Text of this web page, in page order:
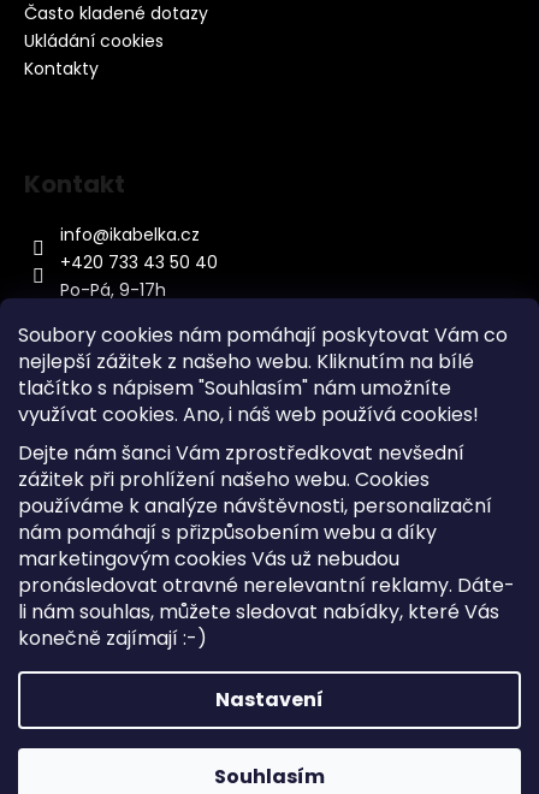
Soubory cookies nám pomáhají poskytovat Vám co
nejlepší zážitek z našeho webu. Kliknutím na bílé
tlačítko s nápisem "Souhlasím" nám umožníte
využívat cookies. Ano, i náš web používá cookies!
Dejte nám šanci Vám zprostředkovat nevšední
zážitek při prohlížení našeho webu. Cookies
používáme k analýze návštěvnosti, personalizační
nám pomáhají s přizpůsobením webu a díky
marketingovým cookies Vás už nebudou
pronásledovat otravné nerelevantní reklamy. Dáte-
li nám souhlas, můžete sledovat nabídky, které Vás
konečně zajímají :-)
Nastavení
Souhlasím
Často kladené dotazy
Ukládání cookies
Kontakty
Kontakt
info@ikabelka.cz
+420 733 43 50 40
Po-Pá, 9-17h
Kontakt
Sitemap
Doprava a Platba
Reklamace Zboží
Obchodní podmínky
iKabelka.cz. Všechna práva vyhrazena.
Upravit nastavení cookies